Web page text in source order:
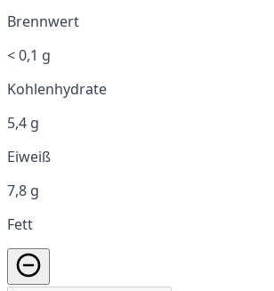
Brennwert
< 0,1 g
Kohlenhydrate
5,4 g
Eiweiß
7,8 g
Fett